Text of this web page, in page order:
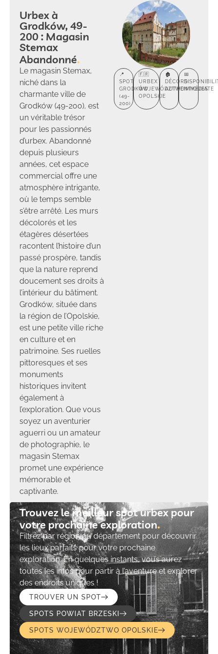
Urbex à
Grodków, 49-
200 : Magasin
Stemax
Abandonné
Le magasin Stemax,
niché dans la
charmante ville de
Grodków (49-200), est
un véritable trésor
pour les passionnés
d’urbex. Abandonné
depuis plusieurs
années, cet espace
commercial offre une
atmosphère intrigante,
où le temps semble
s’être arrêté. Les murs
décolorés et les
étagères désertées
racontent l’histoire d’un
passé prospère, tandis
que la nature reprend
doucement ses droits à
l’intérieur du bâtiment.
Grodków, située dans
la région de l’Opolskie,
est une petite ville riche
en culture et en
patrimoine. Ses ruelles
pittoresques et ses
monuments
historiques invitent
également à
l’exploration. Que vous
soyez un aventurier
aguerri ou un amateur
de photographie, le
magasin Stemax
promet une expérience
mémorable et
captivante.
📍
SPOT
GRODKÓW
(49-
200)
🇫🇷
URBEX
WOJEWÓDZTWO
OPOLSKIE
🏚️
DÉCORS
AUTHENTIQUES
📅
IMMÉDIATE
Trouvez le meilleur spot urbex pour
votre prochaine exploration​
Filtrez par région ou département pour découvrir
les lieux parfaits pour votre prochaine
exploration. En quelques instants, vous aurez
toutes les infos pour partir à l’aventure et explorer
des endroits uniques !
TROUVER UN SPOT
SPOTS POWIAT BRZESKI
SPOTS WOJEWÓDZTWO OPOLSKIE